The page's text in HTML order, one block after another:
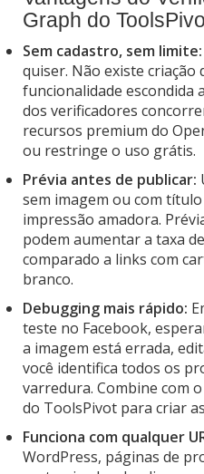
Graph do
Sem cadastro, sem limite:
quiser. Não existe
funcionalidade escondida
dos verificadores
recursos premium do
ou restringe o uso grátis.
Prévia antes de publicar:
sem imagem ou com
impressão amadora.
podem aumentar a taxa
comparado a links com
branco.
Debugging mais rápido:
teste no Facebook,
a imagem está errada,
você identifica todos os
varredura. Combine com o
do ToolsPivot para criar
Funciona com qualquer
WordPress, páginas de